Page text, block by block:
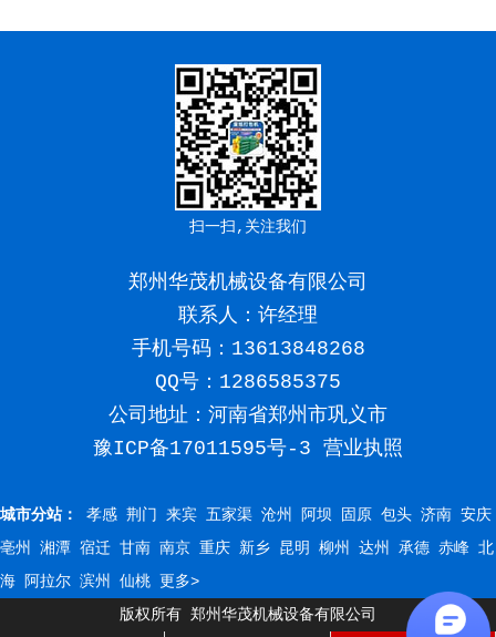
扫一扫,关注我们
郑州华茂机械设备有限公司
联系人：许经理
手机号码： 13613848268
QQ号：1286585375
公司地址：河南省郑州市巩义市
豫ICP备17011595号-3 营业执照
城市分站： 孝感 荆门 来宾 五家渠 沧州 阿坝 固原 包头 济南 安庆
亳州
湘潭 宿迁 甘南 南京 重庆 新乡 昆明 柳州 达州 承德 赤峰 北
海
阿拉尔 滨州 仙桃 更多>
版权所有 郑州华茂机械设备有限公司